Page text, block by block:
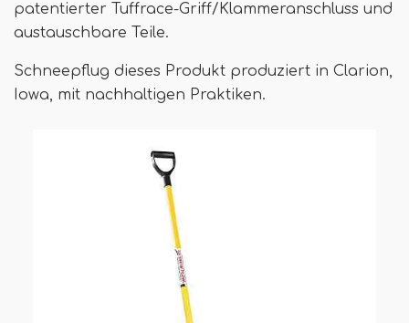
patentierter Tuffrace-Griff/Klammeranschluss und
austauschbare Teile.
Schneepflug dieses Produkt produziert in Clarion,
Iowa, mit nachhaltigen Praktiken.